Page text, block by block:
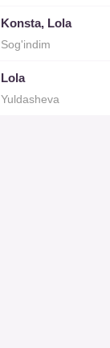
Konsta, Lola
Sog'indim
Lola
Yuldasheva